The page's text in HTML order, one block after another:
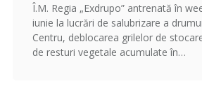
Î.M. Regia „Exdrupo” antrenată în
iunie la lucrări de salubrizare a
Centru, deblocarea grilelor de
de resturi vegetale acumulate în…